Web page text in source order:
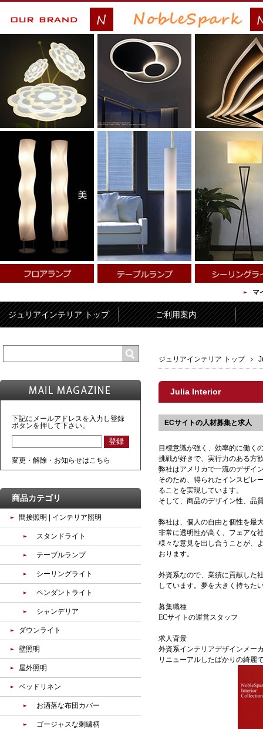
マ
ジュリアインテリア トップ ご利用案内
ジュリアインテリア トップ
Julia Interior
ECサイトの人材募集と求人
目標意識が強く、効率的に働く
挑戦が好きで、実行力のある方
弊社はアメリカで一流のデザイ
そのため、得られたインスピレ
ることを実現しています。
そして、商品のデザイン性、品
弊社は、個人の自由と個性を最
非常に透明性が高く、フェアな
様々な意見を出し合うことが、
おります。
外資系なので、業績に貢献した
しています。夢を大きく持ちた
募集職種
ECサイトの運営スタッフ
求人背景
外資系インテリアデザインメー
リニューアルしたばかりの綺麗
下記にメールアドレスを入力し登録
ボタンを押して下さい。
変更・解除・お知らせはこちら
商品カテゴリ
間接照明 | インテリア照明
スタンドライト
テーブルランプ
シーリングライト
ペンダントライト
シャンデリア
ダウンライト
壁照明
屋外照明
ベッドリネン
お洒落な布団カバー
ゴージャスな刺繍柄